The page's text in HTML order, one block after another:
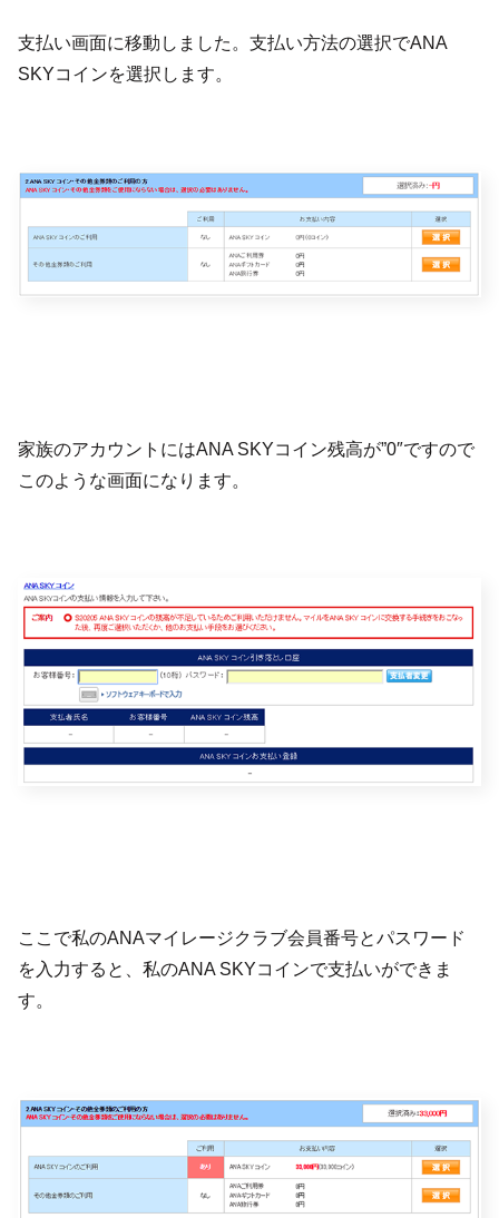
支払い画面に移動しました。支払い方法の選択でANA
SKYコインを選択します。
家族のアカウントにはANA SKYコイン残高が”0″ですので
このような画面になります。
ここで私のANAマイレージクラブ会員番号とパスワード
を入力すると、私のANA SKYコインで支払いができま
す。